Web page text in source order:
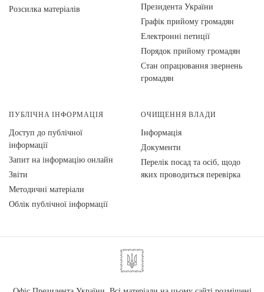
Розсилка матеріалів
Президента України
Графік прийому громадян
Електронні петиції
Порядок прийому громадян
Стан опрацювання звернень
громадян
ПУБЛІЧНА ІНФОРМАЦІЯ
Доступ до публічної
інформації
Запит на інформацію онлайн
Звіти
Методичні матеріали
Облік публічної інформації
ОЧИЩЕННЯ ВЛАДИ
Інформація
Документи
Перелік посад та осіб, щодо
яких проводиться перевірка